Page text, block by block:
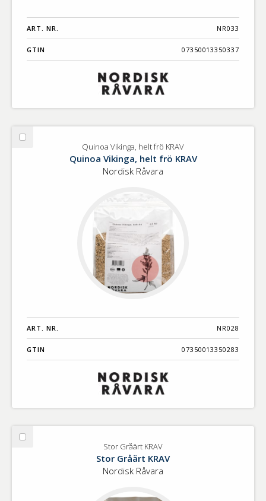
ART. NR. NR033
GTIN 07350013350337
Välj
Quinoa Vikinga, helt frö KRAV
Quinoa Vikinga, helt frö KRAV
Nordisk Råvara
ART. NR. NR028
GTIN 07350013350283
Välj
Stor Gråärt KRAV
Stor Gråärt KRAV
Nordisk Råvara